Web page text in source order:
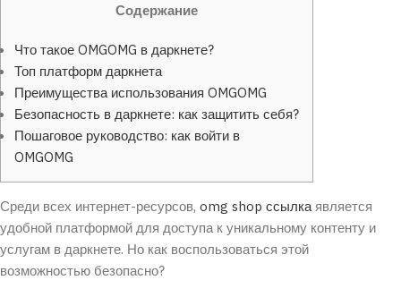
Содержание
Что такое OMGOMG в даркнете?
Топ платформ даркнета
Преимущества использования OMGOMG
Безопасность в даркнете: как защитить себя?
Пошаговое руководство: как войти в
OMGOMG
Среди всех интернет-ресурсов, omg shop ссылкаявляется
удобной платформой для доступа к уникальному контенту и
услугам в даркнете. Но как воспользоваться этой
возможностью безопасно?